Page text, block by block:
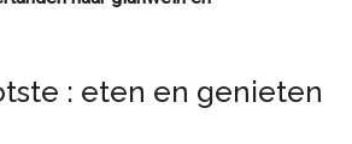
: eten en genieten